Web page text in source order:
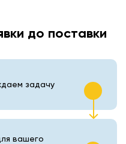
до поставки
задачу
вашего